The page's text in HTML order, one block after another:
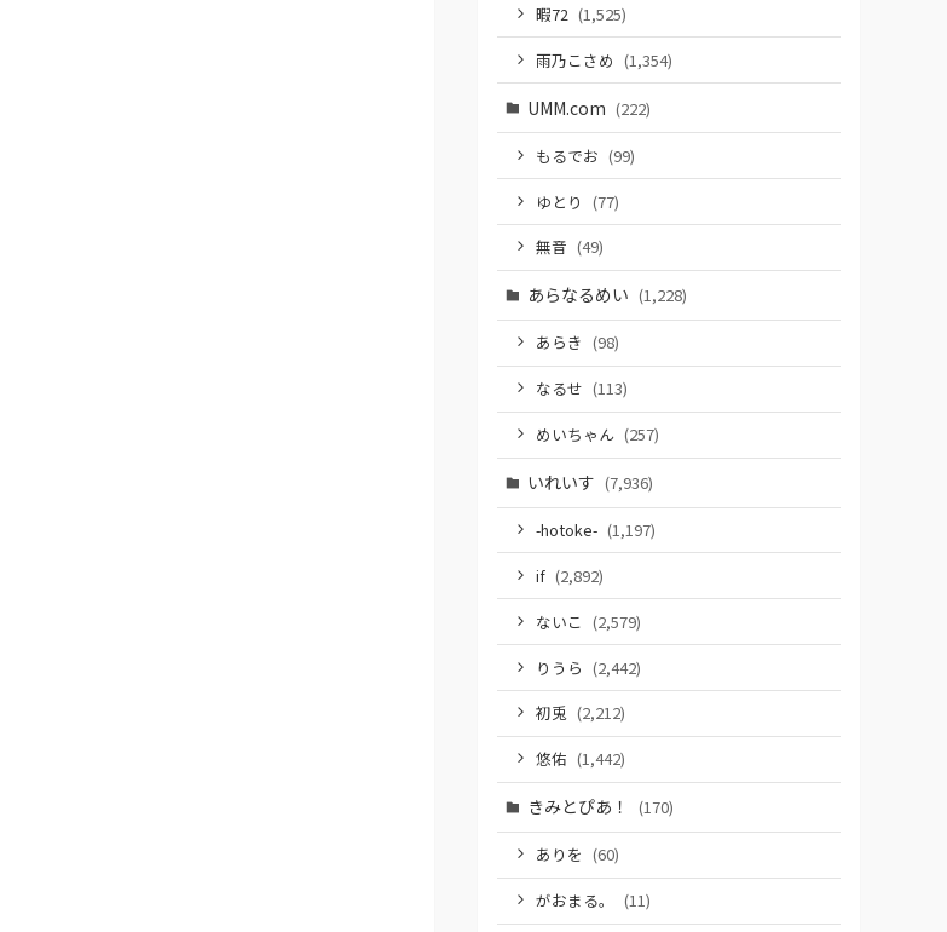
暇72 (1,525)
雨乃こさめ (1,354)
UMM.com (222)
もるでお (99)
ゆとり (77)
無音 (49)
あらなるめい (1,228)
あらき (98)
なるせ (113)
めいちゃん (257)
いれいす (7,936)
-hotoke- (1,197)
if (2,892)
ないこ (2,579)
りうら (2,442)
初兎 (2,212)
悠佑 (1,442)
きみとぴあ！ (170)
ありを (60)
がおまる。
(11)